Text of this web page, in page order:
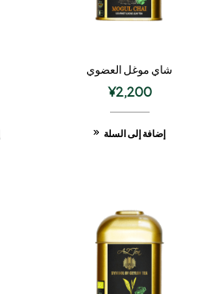
شاي موغل العضوي
¥2,200
إضافة إلى السلة